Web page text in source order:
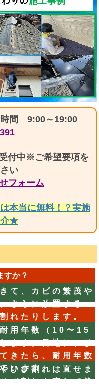
間 9:00～19:00
付中※ご希望要項を
い
フォーム
本当に無料！？実施
介★
すか？
て、カビの繁茂や
さらに放置する
れたりします。
用年数（10〜15
ます。目地に、ひ
きたら、耐用年数
います。
ひび割れは直せま
び割れを直して塗